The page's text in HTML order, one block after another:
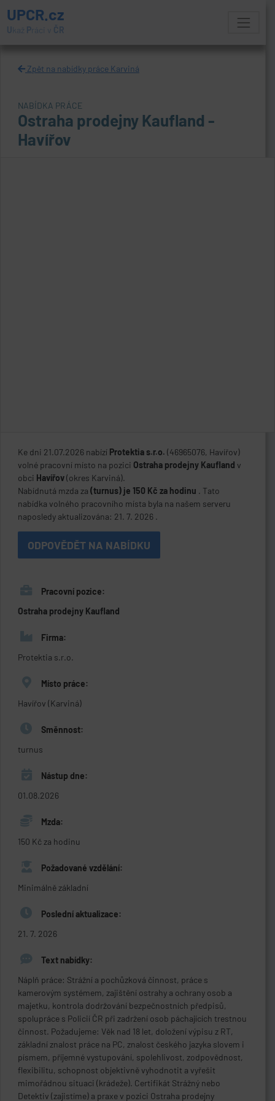
UPCR.cz
U kaž Práci v ČR
Zpět na nabídky práce Karviná
NABÍDKA PRÁCE
Ostraha prodejny Kaufland -
Havířov
Ke dni 21.07.2026 nabízí Protektia s.r.o. (46965076, Havířov)
volné pracovní místo na pozici Ostraha prodejny Kaufland v
obci Havířov(okres Karviná).
Nabídnutá mzda za (turnus) je 150 Kč za hodinu . Tato
nabídka volného pracovního místa byla na našem serveru
naposledy aktualizována: 21. 7. 2026 .
ODPOVĚDĚT NA NABÍDKU
Pracovní pozice:
Ostraha prodejny Kaufland
Firma:
Protektia s.r.o.
Místo práce:
Havířov (Karviná)
Směnnost:
turnus
Nástup dne:
01.08.2026
Mzda:
150 Kč za hodinu
Požadované vzdělání:
Minimálně základní
Poslední aktualizace:
21. 7. 2026
Text nabídky:
Náplň práce: Strážní a pochůzková činnost, práce s
kamerovým systémem, zajištění ostrahy a ochrany osob a
majetku, kontrola dodržování bezpečnostních předpisů,
spolupráce s Policií ČR při zadržení osob páchajících trestnou
činnost. Požadujeme: Věk nad 18 let, doložení výpisu z RT,
základní znalost práce na PC, znalost českého jazyka slovem i
písmem, příjemné vystupování, spolehlivost, zodpovědnost,
flexibilitu, schopnost objektivně vyhodnotit a vyřešit
mimořádnou situaci (krádeže). Certifikát Strážný nebo
Detektiv (zajistíme) a praxe v pozici Ostraha prodejny